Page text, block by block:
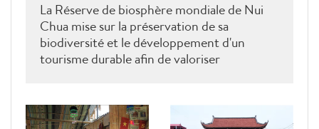
La Réserve de biosphère mondiale de Nui
Chua mise sur la préservation de sa
biodiversité et le développement d'un
tourisme durable afin de valoriser